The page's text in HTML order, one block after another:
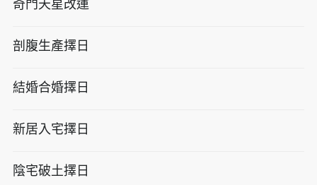
奇門天星改運
剖腹生產擇日
結婚合婚擇日
新居入宅擇日
陰宅破土擇日